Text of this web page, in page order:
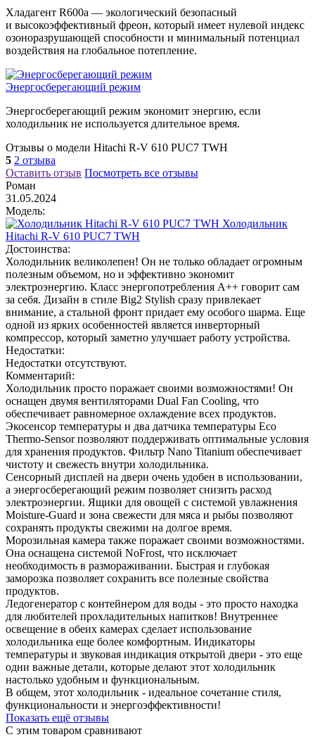
Хладагент R600a — экологический безопасный
и высокоэффективный фреон, который имеет нулевой индекс
озоноразрушающей способности и минимальный потенциал
воздействия на глобальное потепление.
Энергосберегающий режим
Энергосберегающий режим экономит энергию, если
холодильник не используется длительное время.
Отзывы о модели Hitachi R-V 610 PUC7 TWH
5 2 отзыва
Оставить отзыв Посмотреть все отзывы
Роман
31.05.2024
Модель:
Холодильник
Hitachi R-V 610 PUC7 TWH
Достоинства:
Холодильник великолепен! Он не только обладает огромным
полезным объемом, но и эффективно экономит
электроэнергию. Класс энергопотребления A++ говорит сам
за себя. Дизайн в стиле Big2 Stylish сразу привлекает
внимание, а стальной фронт придает ему особого шарма. Еще
одной из ярких особенностей является инверторный
компрессор, который заметно улучшает работу устройства.
Недостатки:
Недостатки отсутствуют.
Комментарий:
Холодильник просто поражает своими возможностями! Он
оснащен двумя вентиляторами Dual Fan Cooling, что
обеспечивает равномерное охлаждение всех продуктов.
Экосенсор температуры и два датчика температуры Eco
Thermo-Sensor позволяют поддерживать оптимальные условия
для хранения продуктов. Фильтр Nano Titanium обеспечивает
чистоту и свежесть внутри холодильника.
Сенсорный дисплей на двери очень удобен в использовании,
а энергосберегающий режим позволяет снизить расход
электроэнергии. Ящики для овощей с системой увлажнения
Moisture-Guard и зона свежести для мяса и рыбы позволяют
сохранять продукты свежими на долгое время.
Морозильная камера также поражает своими возможностями.
Она оснащена системой NoFrost, что исключает
необходимость в размораживании. Быстрая и глубокая
заморозка позволяет сохранить все полезные свойства
продуктов.
Ледогенератор с контейнером для воды - это просто находка
для любителей прохладительных напитков! Внутреннее
освещение в обеих камерах сделает использование
холодильника еще более комфортным. Индикаторы
температуры и звуковая индикация открытой двери - это еще
одни важные детали, которые делают этот холодильник
настолько удобным и функциональным.
В общем, этот холодильник - идеальное сочетание стиля,
функциональности и энергоэффективности!
Показать ещё отзывы
С этим товаром сравнивают